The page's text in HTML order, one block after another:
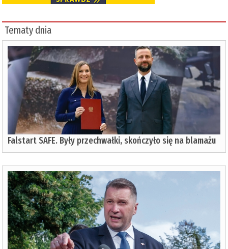
Tematy dnia
Falstart SAFE. Były przechwałki, skończyło się na blamażu